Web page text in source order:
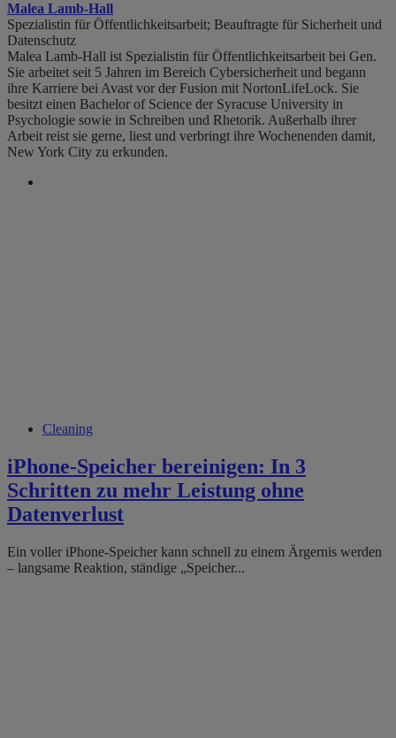
Malea Lamb-Hall
Spezialistin für Öffentlichkeitsarbeit; Beauftragte für Sicherheit und
Datenschutz
Malea Lamb-Hall ist Spezialistin für Öffentlichkeitsarbeit bei Gen.
Sie arbeitet seit 5 Jahren im Bereich Cybersicherheit und begann
ihre Karriere bei Avast vor der Fusion mit NortonLifeLock. Sie
besitzt einen Bachelor of Science der Syracuse University in
Psychologie sowie in Schreiben und Rhetorik. Außerhalb ihrer
Arbeit reist sie gerne, liest und verbringt ihre Wochenenden damit,
New York City zu erkunden.
Cleaning
iPhone-Speicher bereinigen: In 3
Schritten zu mehr Leistung ohne
Datenverlust
Ein voller iPhone-Speicher kann schnell zu einem Ärgernis werden
– langsame Reaktion, ständige „Speicher...